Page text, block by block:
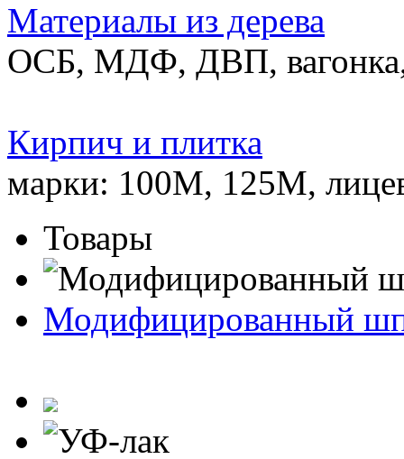
Материалы из дерева
ОСБ, МДФ, ДВП,
Кирпич и плитка
марки: 100М, 125М,
Товары
Модифицированный